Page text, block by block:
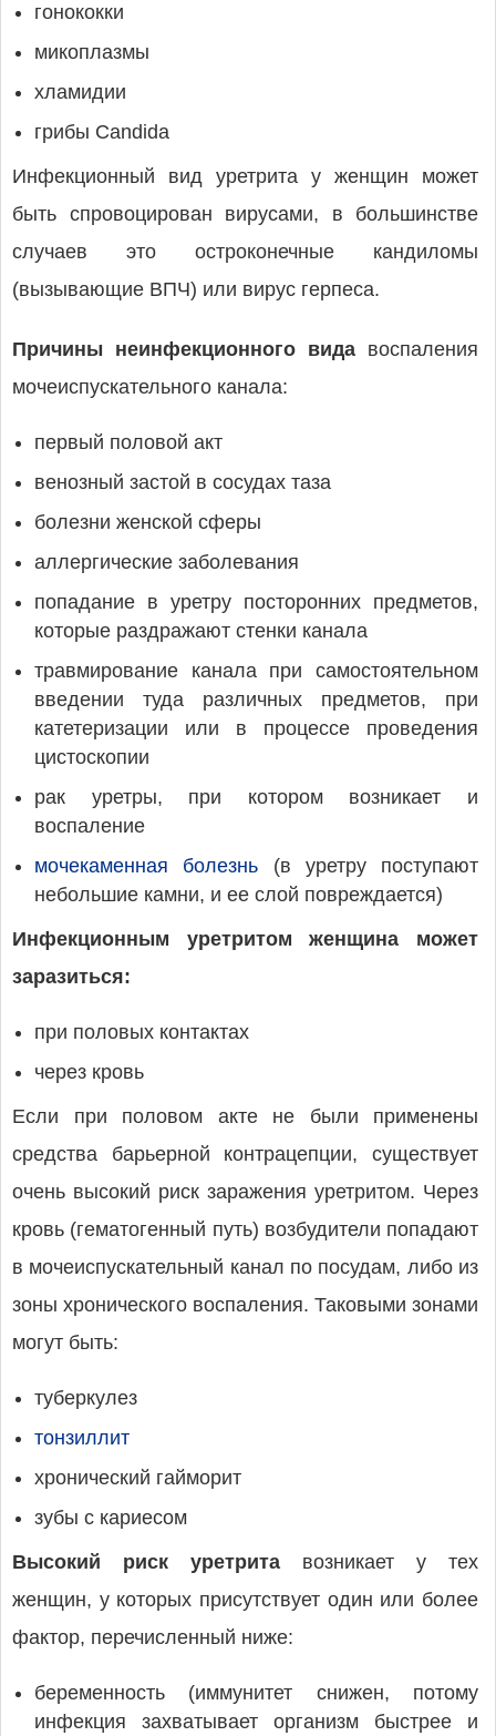
гонококки
микоплазмы
хламидии
грибы Candida
Инфекционный вид уретрита у женщин может
быть спровоцирован вирусами, в большинстве
случаев это остроконечные кандиломы
(вызывающие ВПЧ) или вирус герпеса.
Причины неинфекционного вида воспаления
мочеиспускательного канала:
первый половой акт
венозный застой в сосудах таза
болезни женской сферы
аллергические заболевания
попадание в уретру посторонних предметов,
которые раздражают стенки канала
травмирование канала при самостоятельном
введении туда различных предметов, при
катетеризации или в процессе проведения
цистоскопии
рак уретры, при котором возникает и
воспаление
мочекаменная болезнь (в уретру поступают
небольшие камни, и ее слой повреждается)
Инфекционным уретритом женщина может
заразиться:
при половых контактах
через кровь
Если при половом акте не были применены
средства барьерной контрацепции, существует
очень высокий риск заражения уретритом. Через
кровь (гематогенный путь) возбудители попадают
в мочеиспускательный канал по посудам, либо из
зоны хронического воспаления. Таковыми зонами
могут быть:
туберкулез
тонзиллит
хронический гайморит
зубы с кариесом
Высокий риск уретрита возникает у тех
женщин, у которых присутствует один или более
фактор, перечисленный ниже:
беременность (иммунитет снижен, потому
инфекция захватывает организм быстрее и